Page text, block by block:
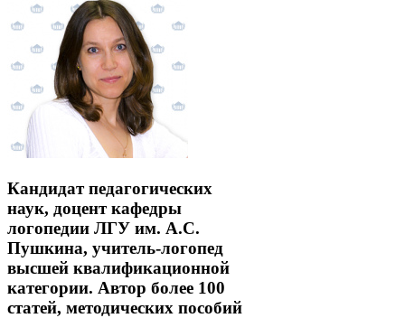
Кандидат педагогических
наук, доцент кафедры
логопедии ЛГУ им. А.С.
Пушкина, учитель-логопед
высшей квалификационной
категории. Автор более 100
статей, методических пособий